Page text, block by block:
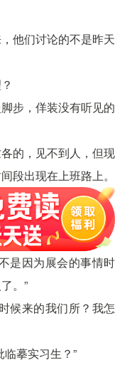
他们讨论的不是昨天
步，佯装没有听见的
的，见不到人，但现
段出现在上班路上。
是因为展会的事情时
。”
候来的我们所？我怎
摹实习生？”